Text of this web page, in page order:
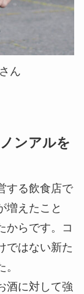
ん
ンアルを
する飲食店で
増えたこと
からです。コ
ではない新た
酒に対して強